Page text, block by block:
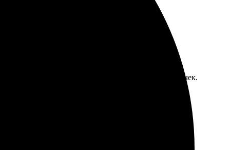
что все понятно и без лишних заморочек.
насыщенные. Это отличное место для сохранения